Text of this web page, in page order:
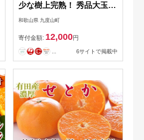
少な樹上完熟！ 秀品大玉 6
個入 (約2kg) ［2027年2月
送］［KT2］ | フルーツ 果
物 くだもの 食品 人気 おす
すめ 送料無料
和歌山県 九度山町
寄付金額: 12,000円
6サイトで掲載中